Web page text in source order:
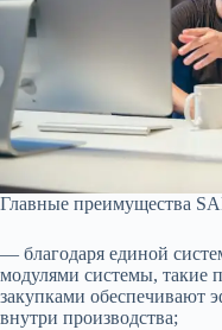
Главные преимущества
— благодаря единой
модулями системы, такие
закупками обеспечивают
внутри производства;